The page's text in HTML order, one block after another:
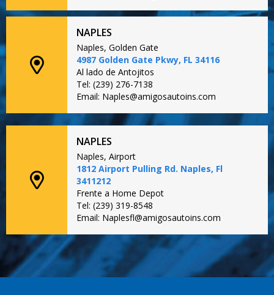
NAPLES
Naples, Golden Gate
4987 Golden Gate Pkwy, FL 34116
Al lado de Antojitos
Tel: (239) 276-7138
Email: Naples@amigosautoins.com
NAPLES
Naples, Airport
1812 Airport Pulling Rd. Naples, Fl
3411212
Frente a Home Depot
Tel: (239) 319-8548
Email: Naplesfl@amigosautoins.com